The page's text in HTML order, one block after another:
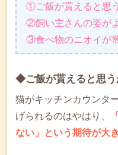
①ご飯が貰えると思
②飼い主さんの姿が
③食べ物のニオイが
◆ご飯が貰えると思う
猫がキッチンカウンタ
げられるのはやはり、
ない」という期待が大